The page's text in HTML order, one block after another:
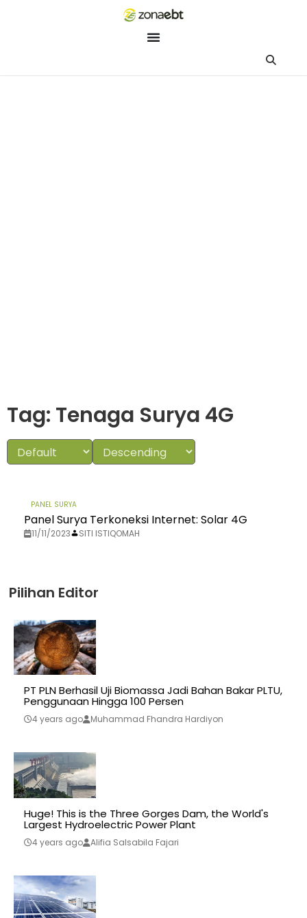
Tag: Tenaga Surya 4G
PANEL SURYA
Panel Surya Terkoneksi Internet: Solar 4G
11/11/2023 SITI ISTIQOMAH
Pilihan Editor
PT PLN Berhasil Uji Biomassa Jadi Bahan Bakar PLTU,
Penggunaan Hingga 100 Persen
4 years ago Muhammad Fhandra Hardiyon
Huge! This is the Three Gorges Dam, the World's
Largest Hydroelectric Power Plant
4 years ago Alifia Salsabila Fajari